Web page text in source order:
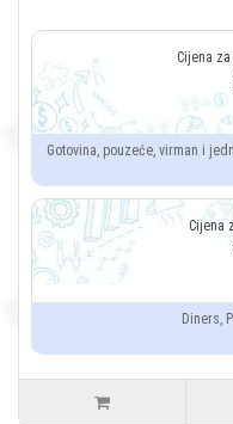
Gotovina, pouzeće, virman i
Diners,